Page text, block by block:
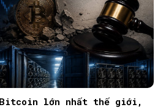
lớn nhất thế giới,